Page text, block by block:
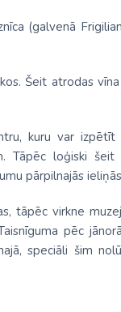
(galvenā
Šeit atrodas
kuru var izpētīt
Tāpēc loģiski
pārpilnajās
tāpēc virkne
pēc
speciāli šim